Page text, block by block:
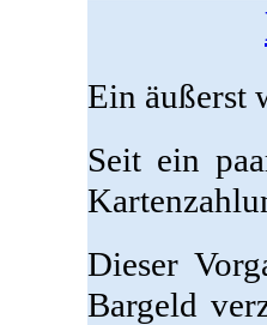
Ein äußerst
Seit ein
Dieser
Bargeld